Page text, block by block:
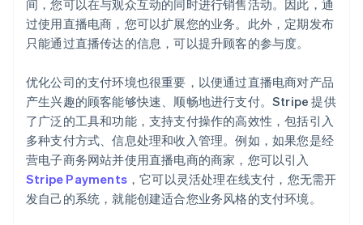
间，您可以在与观众互动的同时进行销售活动。因此，通
过使用直播电商，您可以扩展您的业务。此外，定期发布
只能通过直播传达的信息，可以提升顾客的参与度。
优化公司的支付环境也很重要，以便通过直播电商对产品
产生兴趣的顾客能够快速、顺畅地进行支付。Stripe 提供
了广泛的工具和功能，支持支付操作的高效性，包括引入
多种支付方式、信息处理和收入管理。例如，如果您是经
营电子商务网站并使用直播电商的商家，您可以引入
Stripe Payments ，它可以灵活处理在线支付，您无需开
发自己的系统，就能创建适合您业务风格的支付环境。
English
爱尔兰
English
English
奥地利
DeutschEnglish
澳大利亚
English
巴西
Português English
保加利亚
English